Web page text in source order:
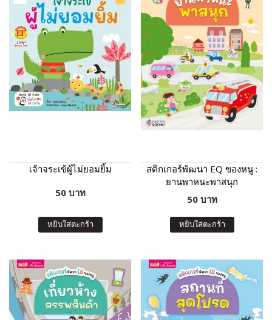
เจ้าจระเข้ผู้ไม่ยอมยิ้ม
50 บาท
หยิบใส่ตะกร้า
สติกเกอร์พัฒนา EQ ของหนู :
ยานพาหนะพาสนุก
50 บาท
หยิบใส่ตะกร้า